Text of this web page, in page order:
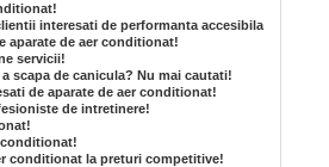
interesati de performanta accesibila
aparate de aer conditionat!
servicii!
scapa de canicula? Nu mai cautati!
de aparate de aer conditionat!
de intretinere!
conditionat la preturi competitive!